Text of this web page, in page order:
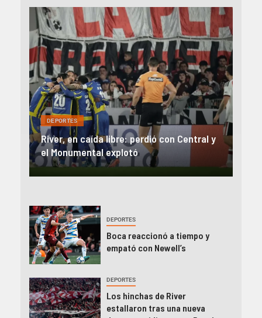
DEPORTES
River, en caída libre: perdió con Central y
el Monumental explotó
DEPORTES
Boca reaccionó a tiempo y
empató con Newell’s
DEPORTES
Los hinchas de River
estallaron tras una nueva